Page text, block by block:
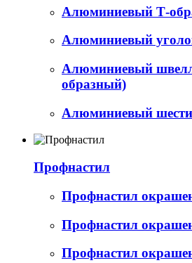
Алюминиевый Т-
Алюминиевый
Алюминиевый
образный)
Алюминиевый
Профнастил
Профнастил
Профнастил
Профнастил